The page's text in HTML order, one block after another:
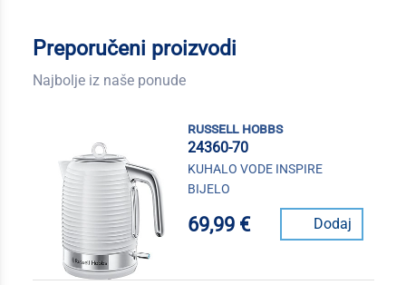
Preporučeni proizvodi
Najbolje iz naše ponude
russell hobbs
24360-70
KUHALO VODE INSPIRE
BIJELO
69,99 € Dodaj